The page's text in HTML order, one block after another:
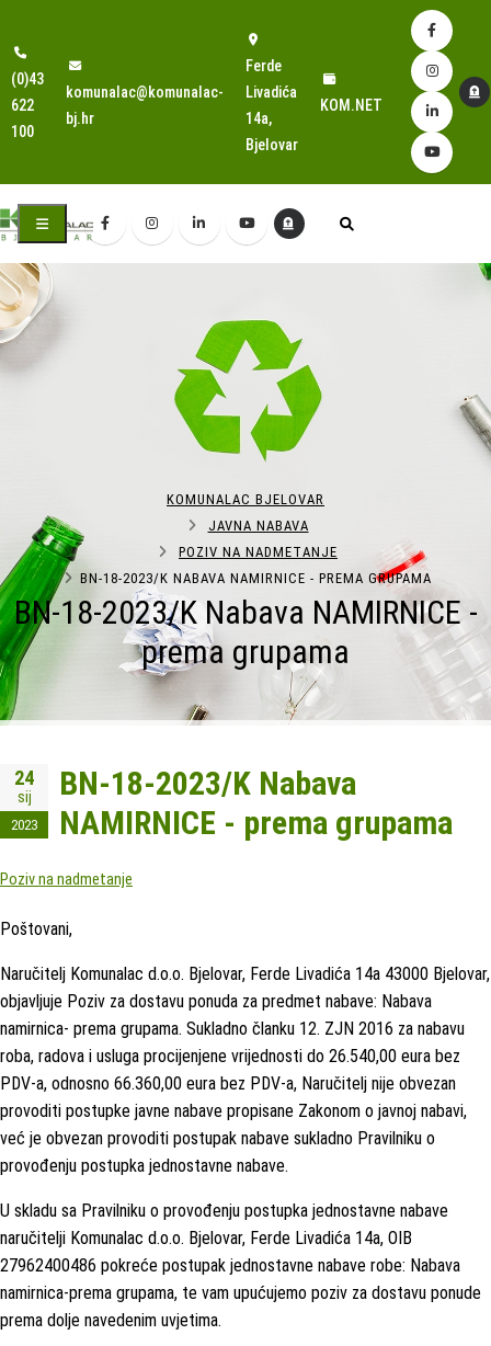
(0)43
622
100
komunalac@komunalac-
bj.hr
Ferde
Livadića
14a,
Bjelovar
KOM.NET
BN-18-2023/K Nabava NAMIRNICE -
prema grupama
KOMUNALAC BJELOVAR
JAVNA NABAVA
POZIV NA NADMETANJE
BN-18-2023/K NABAVA NAMIRNICE - PREMA GRUPAMA
24
sij
2023
BN-18-2023/K Nabava
NAMIRNICE - prema grupama
Poziv na nadmetanje
Poštovani,
Naručitelj Komunalac d.o.o. Bjelovar, Ferde Livadića 14a 43000 Bjelovar,
objavljuje Poziv za dostavu ponuda za predmet nabave: Nabava
namirnica- prema grupama. Sukladno članku 12. ZJN 2016 za nabavu
roba, radova i usluga procijenjene vrijednosti do 26.540,00 eura bez
PDV-a, odnosno 66.360,00 eura bez PDV-a, Naručitelj nije obvezan
provoditi postupke javne nabave propisane Zakonom o javnoj nabavi,
već je obvezan provoditi postupak nabave sukladno Pravilniku o
provođenju postupka jednostavne nabave.
U skladu sa Pravilniku o provođenju postupka jednostavne nabave
naručitelji Komunalac d.o.o. Bjelovar, Ferde Livadića 14a, OIB
27962400486 pokreće postupak jednostavne nabave robe: Nabava
namirnica-prema grupama, te vam upućujemo poziv za dostavu ponude
prema dolje navedenim uvjetima.